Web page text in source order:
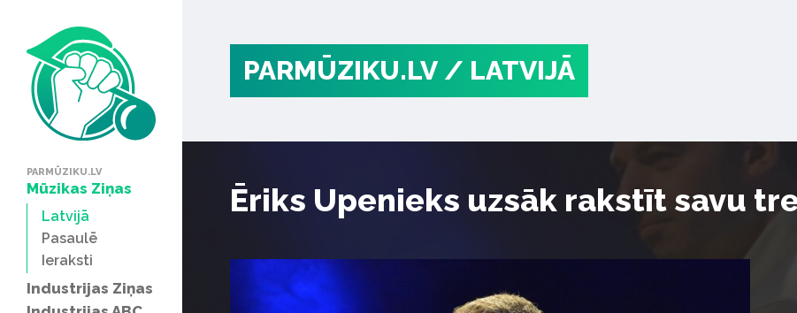
PARMŪZIKU.LV
Mūzikas Ziņas
Latvijā
Pasaulē
Ieraksti
Industrijas Ziņas
PARMŪZIKU.LV / LATVIJĀ
Ēriks Upenieks uzsāk rakstīt savu